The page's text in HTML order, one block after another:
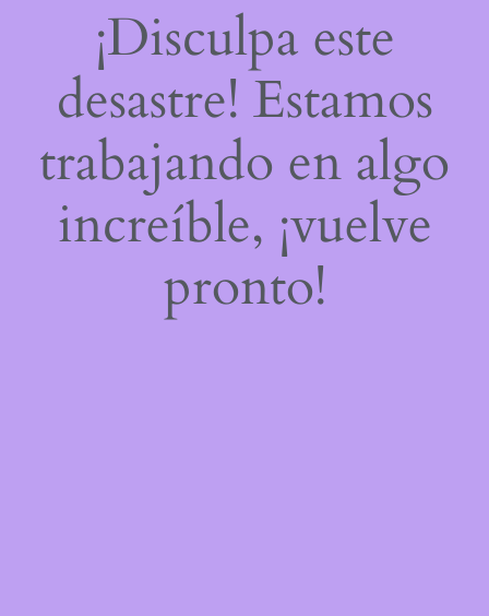
¡Disculpa este
desastre! Estamos
trabajando en algo
increíble, ¡vuelve
pronto!